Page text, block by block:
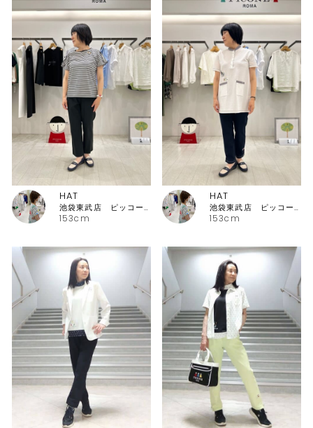
153cm
HAT
池袋東武店 ピッコーネ・ピッコーネクラブ
153cm
HAT
池袋東武店 ピッコーネ・ピッコーネクラブ